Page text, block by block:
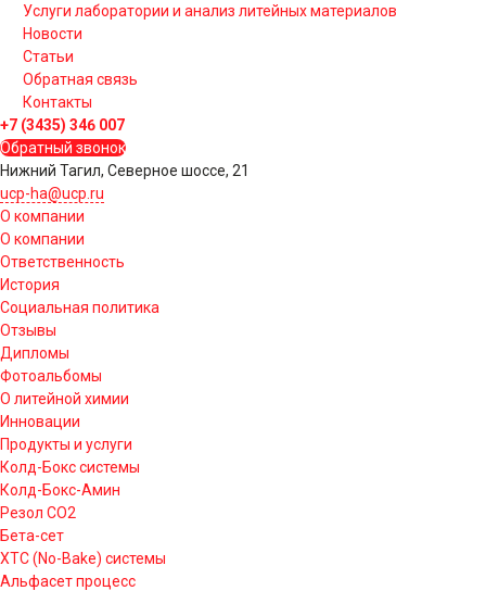
Услуги лаборатории и анализ литейных материалов
Новости
Статьи
Обратная связь
Контакты
+7 (3435) 346 007
Обратный звонок
Нижний Тагил, Северное шоссе, 21
ucp-ha@ucp.ru
О компании
О компании
Ответственность
История
Социальная политика
Отзывы
Дипломы
Фотоальбомы
О литейной химии
Инновации
Продукты и услуги
Колд-Бокс системы
Колд-Бокс-Амин
Резол СО2
Бета-сет
ХТС (No-Bake) системы
Альфасет процесс